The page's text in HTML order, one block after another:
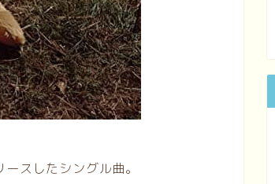
スしたシングル曲。